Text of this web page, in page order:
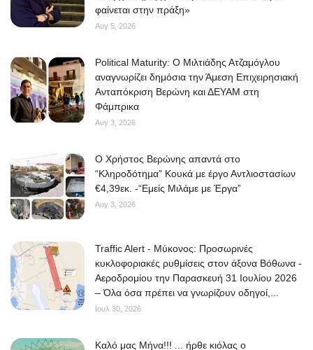
φαίνεται στην πράξη»
Αυγ 5, 2026
Political Maturity: Ο Μιλτιάδης Ατζαμόγλου
αναγνωρίζει δημόσια την Άμεση Επιχειρησιακή
Ανταπόκριση Βερώνη και ΔΕΥΑΜ στη
Φάμπρικα
Αυγ 3, 2026
O Χρήστος Βερώνης απαντά στο
“Κληροδότημα” Κουκά με έργο Αντλιοστασίων
€4,39εκ. -“Εμείς Μιλάμε με Έργα”
Αυγ 3, 2026
Traffic Alert - Μύκονος: Προσωρινές
κυκλοφοριακές ρυθμίσεις στον άξονα Βόθωνα -
Αεροδρομίου την Παρασκευή 31 Ιουλίου 2026
– Όλα όσα πρέπει να γνωρίζουν οδηγοί,...
Ιουλ 30, 2026
Kαλό μας Μήνα!!! ... ήρθε κιόλας ο